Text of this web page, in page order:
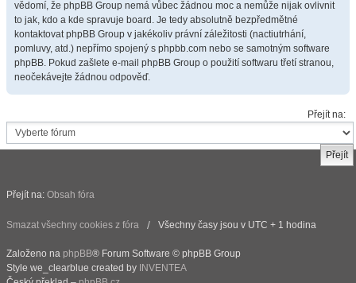
vědomí, že phpBB Group nemá vůbec žádnou moc a nemůže nijak ovlivnit
to jak, kdo a kde spravuje board. Je tedy absolutně bezpředmětné
kontaktovat phpBB Group v jakékoliv právní záležitosti (nactiutrhání,
pomluvy, atd.) nepřímo spojený s phpbb.com nebo se samotným software
phpBB. Pokud zašlete e-mail phpBB Group o použití softwaru třetí stranou,
neočekávejte žádnou odpověď.
Přejít na:
Přejít na: Obsah fóra
Smazat všechny cookies z fóra Všechny časy jsou v UTC + 1 hodina
Založeno na phpBB® Forum Software © phpBB Group
Style we_clearblue created by INVENTEA